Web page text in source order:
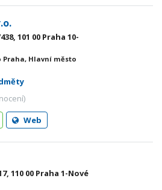
101 00 Praha 10-
Praha, Hlavní město
Web
110 00 Praha 1-Nové